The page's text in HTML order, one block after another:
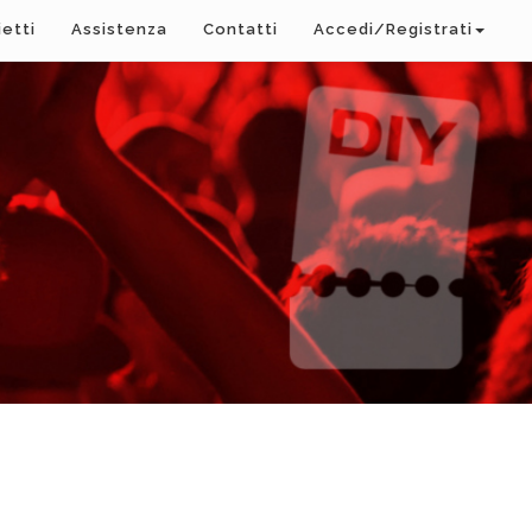
Assistenza Contatti Accedi/Registrati